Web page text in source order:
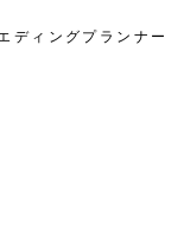
ディングプランナー